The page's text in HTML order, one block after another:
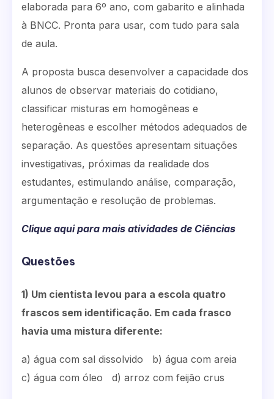
elaborada para 6º ano, com gabarito e alinhada
à BNCC. Pronta para usar, com tudo para sala
de aula.
A proposta busca desenvolver a capacidade dos
alunos de observar materiais do cotidiano,
classificar misturas em homogêneas e
heterogêneas e escolher métodos adequados de
separação. As questões apresentam situações
investigativas, próximas da realidade dos
estudantes, estimulando análise, comparação,
argumentação e resolução de problemas.
Clique aqui para mais atividades de Ciências
Questões
1) Um cientista levou para a escola quatro
frascos sem identificação. Em cada frasco
havia uma mistura diferente:
a) água com sal dissolvido b) água com areia
c) água com óleo d) arroz com feijão crus